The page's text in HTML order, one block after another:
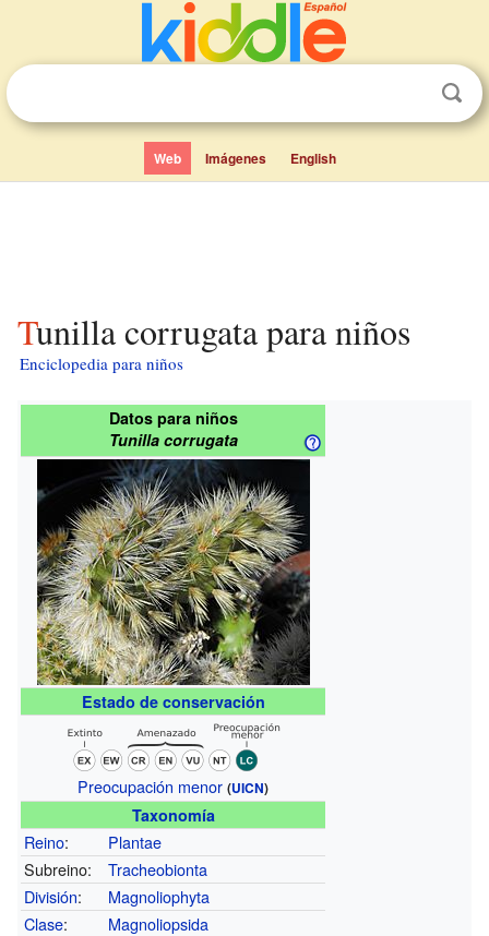
Web Imágenes English
Tunilla corrugata para niños
Enciclopedia para niños
Datos para niños
Tunilla corrugata
Estado de conservación
Preocupación menor (UICN)
Taxonomía
Reino:
Plantae
Subreino:
Tracheobionta
División:
Magnoliophyta
Clase:
Magnoliopsida